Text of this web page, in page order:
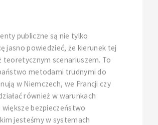
publiczne są nie tylko
jasno powiedzieć, że kierunek tej
teoretycznym scenariuszem. To
metodami trudnymi do
w Niemczech, we Francji czy
również w warunkach
bezpieczeństwo
jesteśmy w systemach